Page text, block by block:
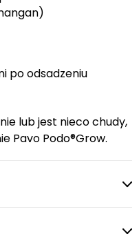
po odsadzeniu
lub jest nieco chudy,
Pavo Podo®Grow.